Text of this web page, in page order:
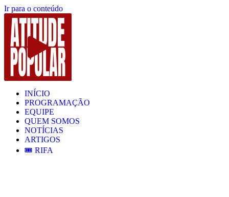
Ir para o conteúdo
INÍCIO
PROGRAMAÇÃO
EQUIPE
QUEM SOMOS
NOTÍCIAS
ARTIGOS
🎟️ RIFA